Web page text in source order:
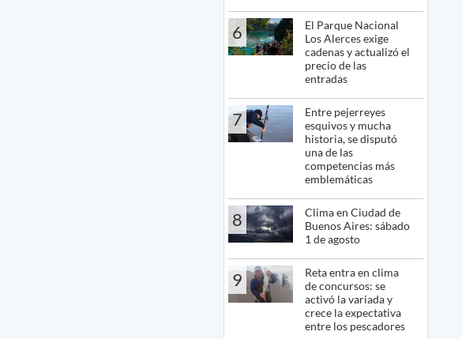
6
El Parque Nacional
Los Alerces exige
cadenas y actualizó el
precio de las
entradas
7
Entre pejerreyes
esquivos y mucha
historia, se disputó
una de las
competencias más
emblemáticas
8
Clima en Ciudad de
Buenos Aires: sábado
1 de agosto
9
Reta entra en clima
de concursos: se
activó la variada y
crece la expectativa
entre los pescadores